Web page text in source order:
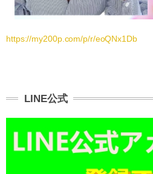
https://my200p.com/p/r/eoQNx1Db
LINE公式